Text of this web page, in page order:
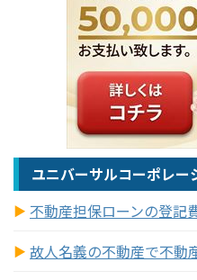
ユニバーサルコーポレー
不動産担保ローンの登記
故人名義の不動産で不動